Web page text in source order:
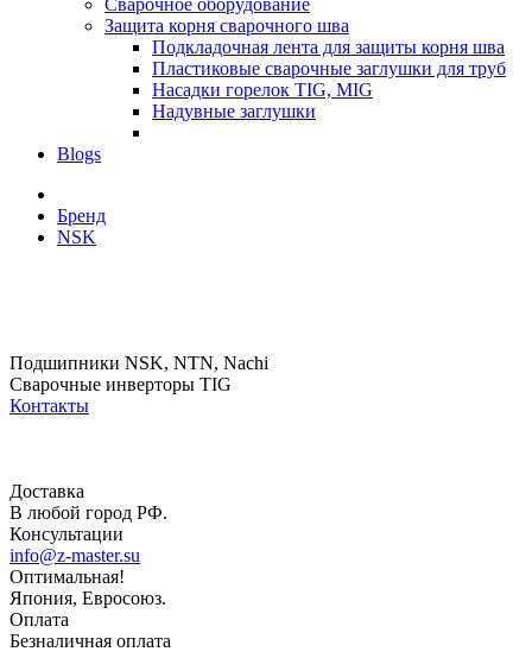
Сварочное оборудование
Защита корня сварочного шва
Подкладочная лента для защиты корня шва
Пластиковые сварочные заглушки для труб
Насадки горелок TIG, MIG
Надувные заглушки
Blogs
Бренд
NSK
Подшипники NSK, NTN, Nachi
Сварочные инверторы TIG
Контакты
Доставка
В любой город РФ.
Консультации
info@z-master.su
Оптимальная!
Япония, Евросоюз.
Оплата
Безналичная оплата